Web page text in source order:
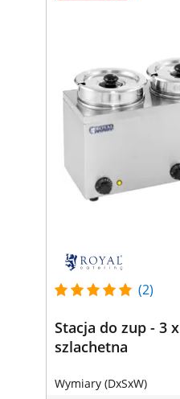
(2)
Stacja do zup - 3
szlachetna
Wymiary (DxSxW)